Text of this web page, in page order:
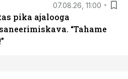
07.08.26, 11:00
pika ajalooga
“Tahame